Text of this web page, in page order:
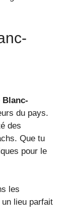
Blanc-
du pays.
des
Que tu
pour le
les
lieu parfait